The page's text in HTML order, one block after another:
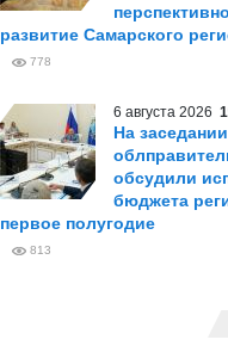
развитие Самарского
778
6 августа 2026
На заседании
обсудили
бюджета
первое полугодие
813